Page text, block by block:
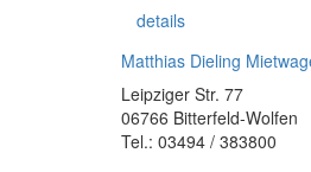
details
Matthias Dieling
Leipziger Str. 77
06766 Bitterfeld-Wolfen
Tel.: 03494 / 383800